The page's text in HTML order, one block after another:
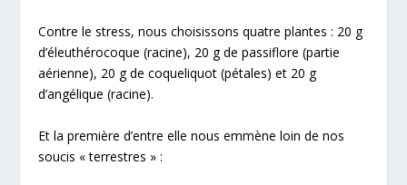
Contre le stress, nous choisissons quatre plantes : 20 g
d’éleuthérocoque (racine), 20 g de passiflore (partie
aérienne), 20 g de coqueliquot (pétales) et 20 g
d’angélique (racine).
Et la première d’entre elle nous emmène loin de nos
soucis « terrestres » :